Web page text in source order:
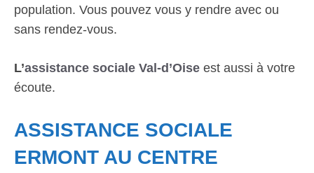
population. Vous pouvez vous y rendre avec ou
sans rendez-vous.
L’assistance sociale Val-d’Oise est aussi à votre
écoute.
ASSISTANCE SOCIALE
ERMONT AU CENTRE